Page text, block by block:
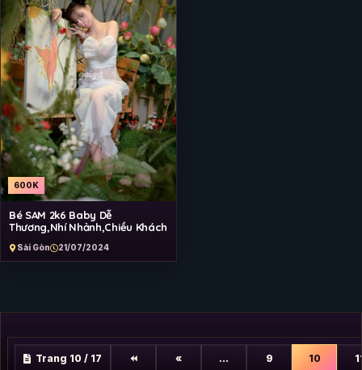
600K
Bé SAM 2k6 Baby Dễ
Thương,Nhí Nhảnh,Chiều Khách
Sài Gòn 21/07/2024
Trang 10 / 17 ⏪ « ... 9 10